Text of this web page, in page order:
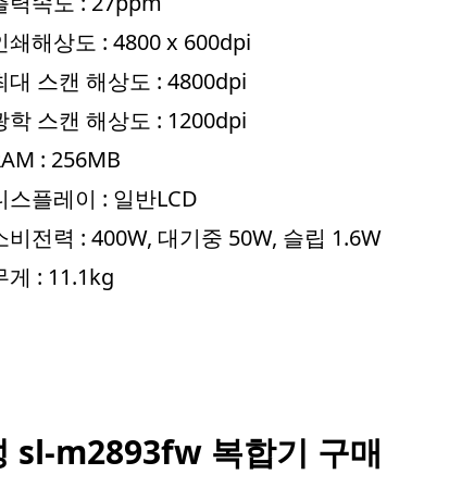
쇄해상도 : 4800 x 600dpi
대 스캔 해상도 : 4800dpi
학 스캔 해상도 : 1200dpi
: 256MB
스플레이 : 일반LCD
비전력 : 400W, 대기중 50W, 슬립 1.6W
게 : 11.1kg
sl-m2893fw 복합기 구매